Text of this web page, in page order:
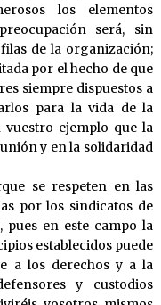
los elementos
será, sin
de la organización;
por el hecho de que
siempre dispuestos a
para la vida de la
vuestro ejemplo que la
y en la solidaridad
se respeten en las
por los sindicatos de
pues en este campo la
establecidos puede
a los derechos y a la
y custodios